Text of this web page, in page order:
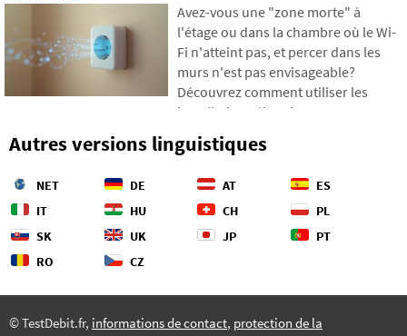
nous nous appuierons sur des
données récentes de 2026, nous
montrerons la différence abyssale
entre nos estimations et la réalité, et
nous proposerons quatre étapes
dépenses.
Avez-vous une "zone morte" à
l'étage ou dans la chambre où le Wi-
Fi n'atteint pas, et percer dans les
murs n'est pas envisageable?
Découvrez comment utiliser les
installations électriques que vous
transmettre Internet via le réseau
montrons comment fonctionne un
adaptateur CPL moderne, pourquoi
il peut gérer le streaming 4K et les
aluminium.
Autres versions linguistiques
NET DE AT
ES
IT
HU CH
PL
SK
UK JP
PT
RO
CZ
© TestDebit.fr, informations de contact, protection de la